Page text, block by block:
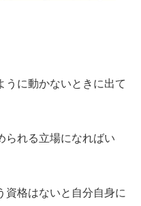
うに動かないときに出て
られる立場になればい
資格はないと自分自身に